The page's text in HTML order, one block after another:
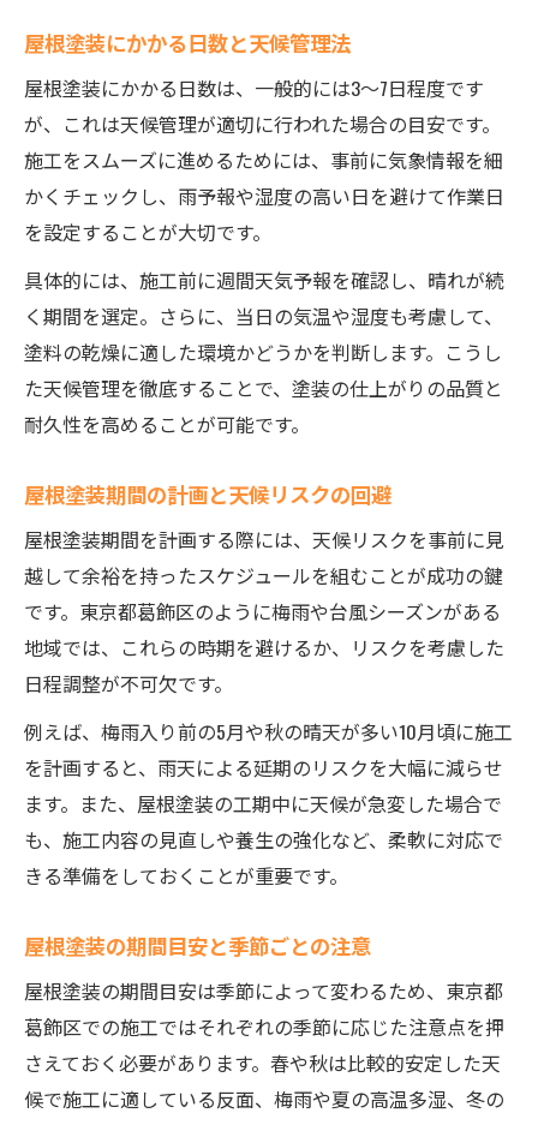
屋根塗装にかかる日数と天候管理法
屋根塗装にかかる日数は、一般的には3〜7日程度です
が、これは天候管理が適切に行われた場合の目安です。
施工をスムーズに進めるためには、事前に気象情報を細
かくチェックし、雨予報や湿度の高い日を避けて作業日
を設定することが大切です。
具体的には、施工前に週間天気予報を確認し、晴れが続
く期間を選定。さらに、当日の気温や湿度も考慮して、
塗料の乾燥に適した環境かどうかを判断します。こうし
た天候管理を徹底することで、塗装の仕上がりの品質と
耐久性を高めることが可能です。
屋根塗装期間の計画と天候リスクの回避
屋根塗装期間を計画する際には、天候リスクを事前に見
越して余裕を持ったスケジュールを組むことが成功の鍵
です。東京都葛飾区のように梅雨や台風シーズンがある
地域では、これらの時期を避けるか、リスクを考慮した
日程調整が不可欠です。
例えば、梅雨入り前の5月や秋の晴天が多い10月頃に施工
を計画すると、雨天による延期のリスクを大幅に減らせ
ます。また、屋根塗装の工期中に天候が急変した場合で
も、施工内容の見直しや養生の強化など、柔軟に対応で
きる準備をしておくことが重要です。
屋根塗装の期間目安と季節ごとの注意
屋根塗装の期間目安は季節によって変わるため、東京都
葛飾区での施工ではそれぞれの季節に応じた注意点を押
さえておく必要があります。春や秋は比較的安定した天
候で施工に適している反面、梅雨や夏の高温多湿、冬の